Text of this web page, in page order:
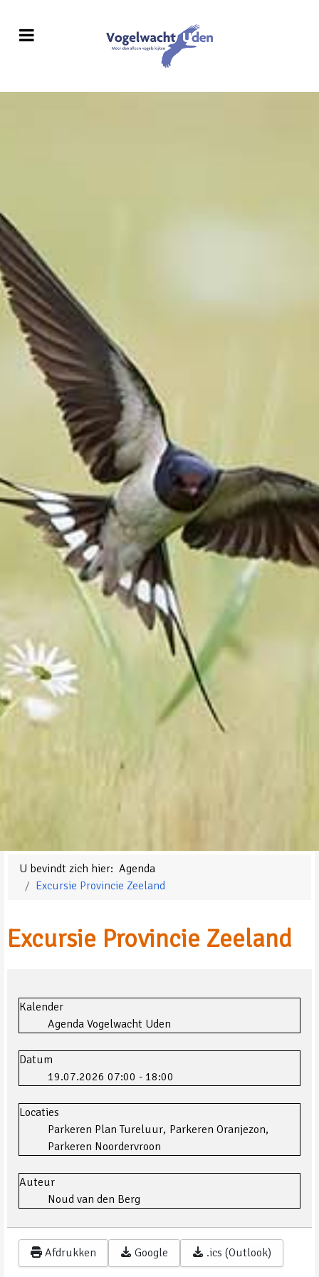
U bevindt zich hier:Agenda
Excursie Provincie Zeeland
Excursie Provincie Zeeland
Kalender
Agenda Vogelwacht Uden
Datum
19.07.2026 07:00 - 18:00
Locaties
Parkeren Plan Tureluur, Parkeren Oranjezon,
Parkeren Noordervroon
Auteur
Noud van den Berg
Afdrukken Google .ics (Outlook)